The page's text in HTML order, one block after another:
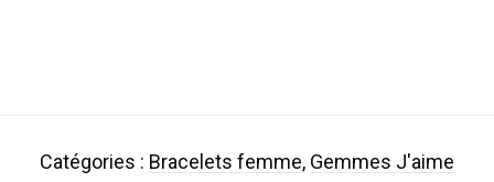
Catégories : Bracelets femme, Gemmes J'aime